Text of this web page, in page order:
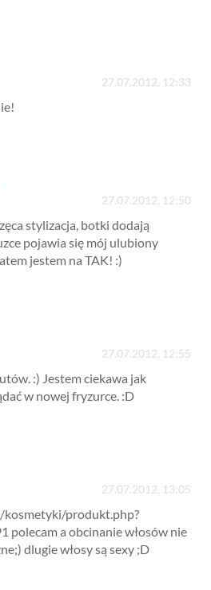
27.07.2012, 12:33
27.07.2012, 12:50
stylizacja, botki dodają
pojawia się mój ulubiony
jestem na TAK! :)
27.07.2012, 12:55
:) Jestem ciekawa jak
w nowej fryzurce. :D
27.07.2012, 13:05
produkt.php?
polecam a obcinanie włosów nie
dlugie włosy są sexy ;D